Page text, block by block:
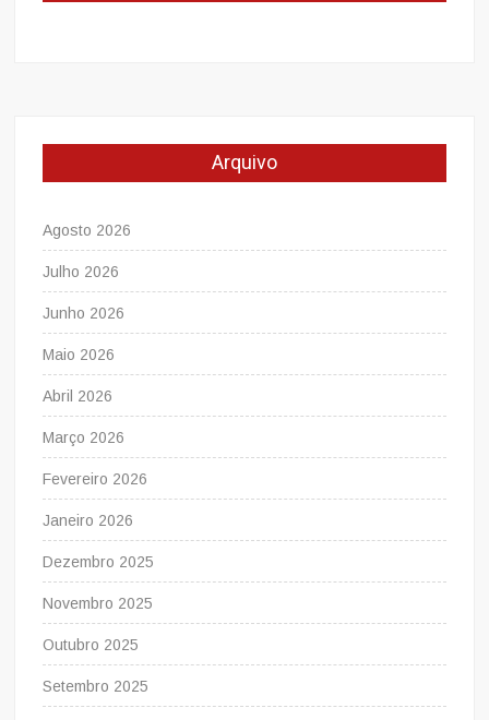
Arquivo
Agosto 2026
Julho 2026
Junho 2026
Maio 2026
Abril 2026
Março 2026
Fevereiro 2026
Janeiro 2026
Dezembro 2025
Novembro 2025
Outubro 2025
Setembro 2025